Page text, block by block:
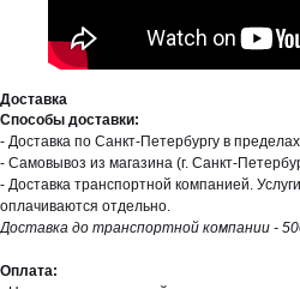
Доставка
Способы доставки:
- Доставка по Санкт-Петербургу в
- Самовывоз из магазина (г. Санкт-
- Доставка транспортной компанией.
оплачиваются отдельно.
Доставка до транспортной компании -
Оплата: